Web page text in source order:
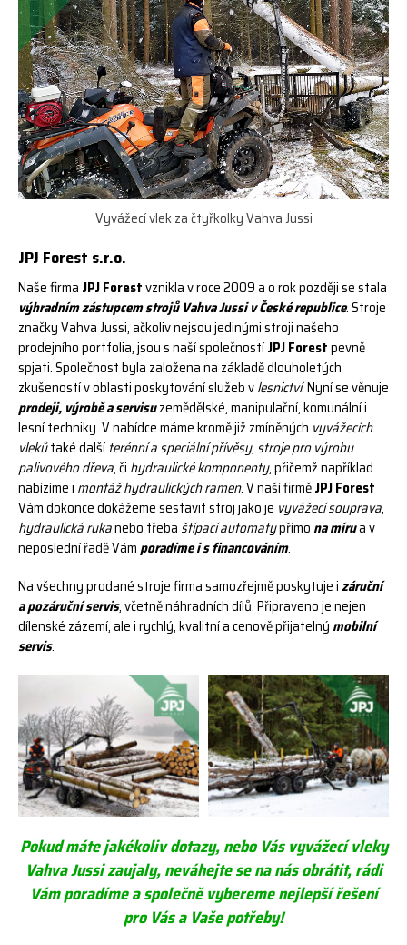
Vyvážecí vlek za čtyřkolky Vahva Jussi
JPJ Forest s.r.o.
Naše firma JPJ Forestvznikla v roce 2009 a o rok později se stala
výhradním zástupcem strojů Vahva Jussi v České republice. Stroje
značky Vahva Jussi, ačkoliv nejsou jedinými stroji našeho
prodejního portfolia, jsou s naší společnostíJPJ Forestpevně
spjati. Společnost byla založena na základě dlouholetých
zkušeností v oblasti poskytování služeb vlesnictví. Nyní se věnuje
prodeji, výrobě a servisuzemědělské, manipulační, komunální i
lesní techniky. V nabídce máme kromě již zmíněných vyvážecích
vlekůtaké dalšíterénní a speciální přívěsy, stroje pro výrobu
palivového dřeva, či hydraulické komponenty, přičemž například
nabízíme i montáž hydraulických ramen. V naší firměJPJ Forest
Vám dokonce dokážeme sestavit stroj jako je vyvážecí souprava,
hydraulická rukanebo třeba štípací automatypřímo na mírua v
neposlední řadě Vámporadíme i s financováním.
Na všechny prodané stroje firma samozřejmě poskytuje izáruční
a pozáruční servis, včetně náhradních dílů. Připraveno je nejen
dílenské zázemí, ale i rychlý, kvalitní a cenově přijatelný mobilní
servis.
Pokud máte jakékoliv dotazy, nebo Vás vyvážecí vleky
Vahva Jussi zaujaly, neváhejte se na nás obrátit, rádi
Vám poradíme a společně vybereme nejlepší řešení
pro Vás a Vaše potřeby!